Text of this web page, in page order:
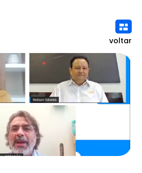
voltar